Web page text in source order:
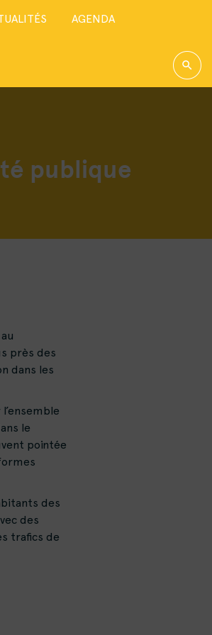
AGENDA
publique
près des
dans les
le
pointée
des
des
trafics de